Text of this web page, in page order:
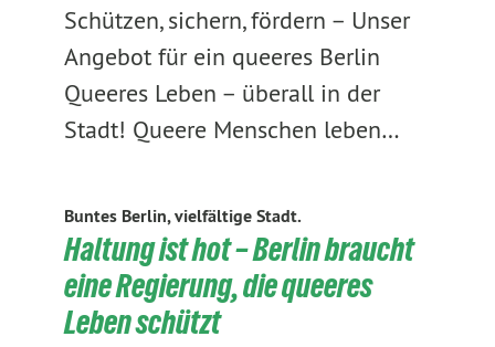
Schützen, sichern, fördern – Unser
Angebot für ein queeres Berlin
Queeres Leben – überall in der
Stadt! Queere Menschen leben…
Buntes Berlin, vielfältige Stadt.
Haltung ist hot – Berlin braucht
eine Regierung, die queeres
Leben schützt